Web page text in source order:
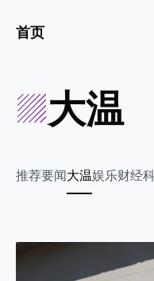
首页
大温
推荐 要闻 大温 娱乐 财经